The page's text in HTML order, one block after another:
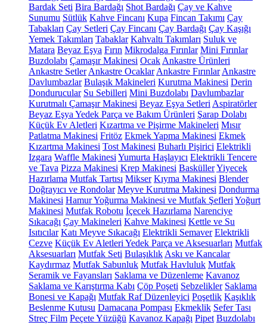
Bardak Seti Bira Bardağı Shot Bardağı Çay ve Kahve
Sunumu Sütlük Kahve Fincanı Kupa Fincan Takımı Çay
Tabakları Çay Setleri Çay Fincanı Çay Bardağı Çay Kaşığı
Yemek Takımları Tabaklar Kahvaltı Takımları Suluk ve
Matara Beyaz Eşya Fırın Mikrodalga Fırınlar Mini Fırınlar
Buzdolabı Çamaşır Makinesi Ocak Ankastre Ürünleri
Ankastre Setler Ankastre Ocaklar Ankastre Fırınlar Ankastre
Davlumbazlar Bulaşık Makineleri Kurutma Makinesi Derin
Dondurucular Su Sebilleri Mini Buzdolabı Davlumbazlar
Kurutmalı Çamaşır Makinesi Beyaz Eşya Setleri Aspiratörler
Beyaz Eşya Yedek Parça ve Bakım Ürünleri Şarap Dolabı
Küçük Ev Aletleri Kızartma ve Pişirme Makineleri Mısır
Patlatma Makinesi Fritöz Ekmek Yapma Makinesi Ekmek
Kızartma Makinesi Tost Makinesi Buharlı Pişirici Elektrikli
Izgara Waffle Makinesi Yumurta Haşlayıcı Elektrikli Tencere
ve Tava Pizza Makinesi Krep Makinesi BasküllerYiyecek
Hazırlama Mutfak Tartısı Mikser Kıyma Makinesi Blender
Doğrayıcı ve Rondolar Meyve Kurutma Makinesi Dondurma
Makinesi Hamur Yoğurma Makinesi ve Mutfak Şefleri Yoğurt
Makinesi Mutfak Robotu İçecek Hazırlama Narenciye
Sıkacağı Çay Makineleri Kahve Makinesi Kettle ve Su
Isıtıcılar Katı Meyve Sıkacağı Elektrikli Semaver Elektrikli
Cezve Küçük Ev Aletleri Yedek Parça ve Aksesuarları Mutfak
Aksesuarları Mutfak Seti Bulaşıklık Askı ve Kancalar
Kaydırmaz Mutfak Sabunluk Mutfak Havluluk Mutfak
Seramik ve Fayansları Saklama ve Düzenleme Kavanoz
Saklama ve Karıştırma Kabı Çöp Poşeti Sebzelikler Saklama
Bonesi ve Kapağı Mutfak Raf Düzenleyici Poşetlik Kaşıklık
Beslenme Kutusu Damacana Pompası Ekmeklik Sefer Tası
Streç Film Peçete Yüzüğü Kavanoz Kapağı Pipet Buzdolabı